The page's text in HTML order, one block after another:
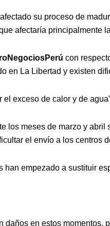
su proceso de
afectaría principalmente
con
en La Libertad y existen
el exceso de calor y de
los meses de marzo y
el envío a los centros
empezado a sustituir
daños en estos